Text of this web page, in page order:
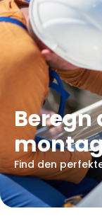
Din
kurv
er
tom.
Subtotal
betaling
Beregn
Find den